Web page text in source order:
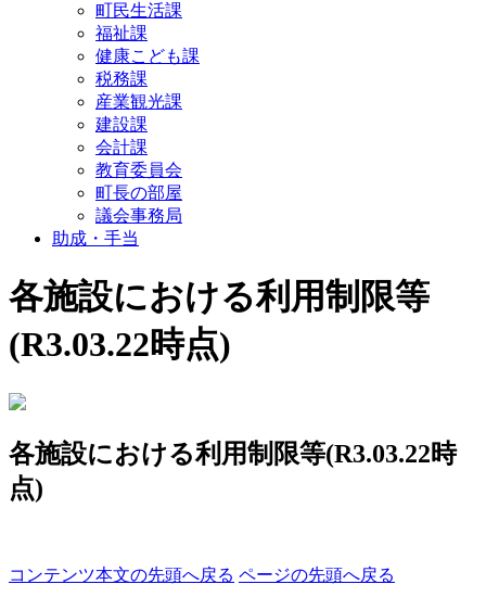
町民生活課
福祉課
健康こども課
税務課
産業観光課
建設課
会計課
教育委員会
町長の部屋
議会事務局
助成・手当
各施設における利用制限等
(R3.03.22時点)
各施設における利用制限等(R3.03.22時
点)
コンテンツ本文の先頭へ戻る ページの先頭へ戻る